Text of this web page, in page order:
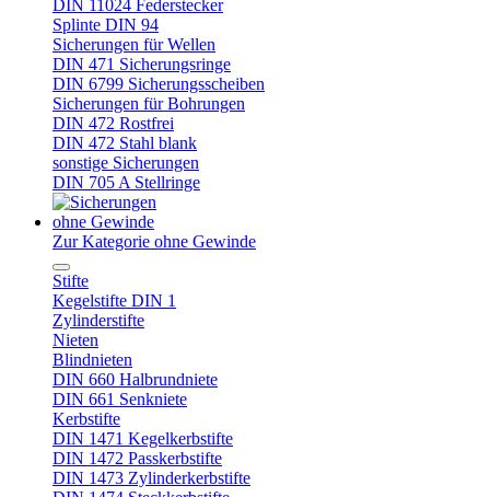
DIN 11024 Federstecker
Splinte DIN 94
Sicherungen für Wellen
DIN 471 Sicherungsringe
DIN 6799 Sicherungsscheiben
Sicherungen für Bohrungen
DIN 472 Rostfrei
DIN 472 Stahl blank
sonstige Sicherungen
DIN 705 A Stellringe
ohne Gewinde
Zur Kategorie ohne Gewinde
Stifte
Kegelstifte DIN 1
Zylinderstifte
Nieten
Blindnieten
DIN 660 Halbrundniete
DIN 661 Senkniete
Kerbstifte
DIN 1471 Kegelkerbstifte
DIN 1472 Passkerbstifte
DIN 1473 Zylinderkerbstifte